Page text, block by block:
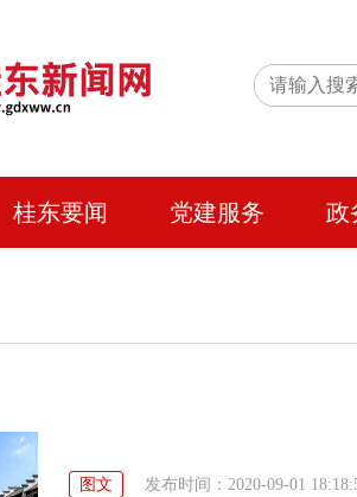
桂东要闻 党建服务 政
图文 发布时间：2020-09-01